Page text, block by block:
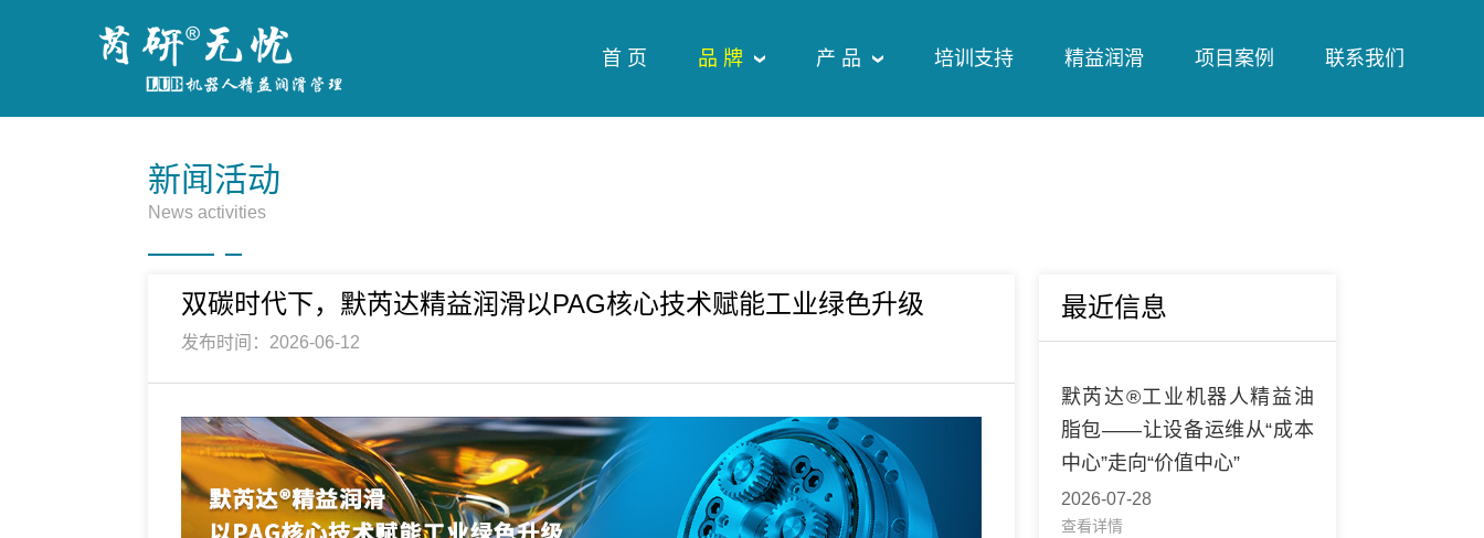
首 页 品 牌 产 品 培训支持 精益润滑 项目案例 联系我们
新闻活动
News activities
双碳时代下，默芮达精益润滑以PAG核心技术赋能工业绿色升级
发布时间：2026-06-12
最近信息
默芮达®工业机器人精益油
脂包——让设备运维从“成本
中心”走向“价值中心”
2026-07-28
查看详情